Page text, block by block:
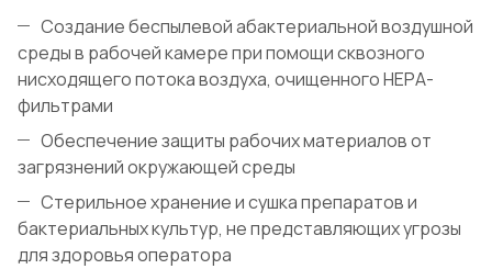
Создание беспылевой абактериальной воздушной
среды в рабочей камере при помощи сквозного
нисходящего потока воздуха, очищенного НЕРА-
фильтрами
Обеспечение защиты рабочих материалов от
загрязнений окружающей среды
Стерильное хранение и сушка препаратов и
бактериальных культур, не представляющих угрозы
для здоровья оператора